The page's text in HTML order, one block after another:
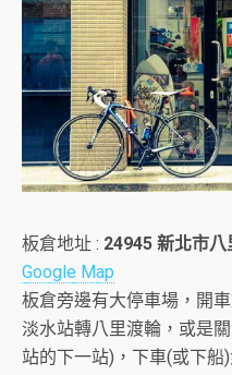
板倉地址 : 24945 新北市
Google Map
板倉旁邊有大停車場，開
淡水站轉八里渡輪，或是
站的下一站)，下車(或下船